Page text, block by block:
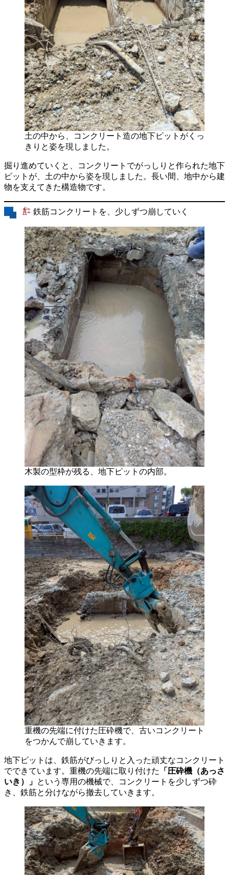
土の中から、コンクリート造の地下ピットがくっ
きりと姿を現しました。
掘り進めていくと、コンクリートでがっしりと作られた地下
ピットが、土の中から姿を現しました。長い間、地中から建
物を支えてきた構造物です。
鉄筋コンクリートを、少しずつ崩していく
木製の型枠が残る、地下ピットの内部。
重機の先端に付けた圧砕機で、古いコンクリート
をつかんで崩していきます。
地下ピットは、鉄筋がびっしりと入った頑丈なコンクリート
でできています。重機の先端に取り付けた
「圧砕機（あっさ
いき）」 という専用の機械で、コンクリートを少しずつ砕
き、鉄筋と分けながら撤去していきます。